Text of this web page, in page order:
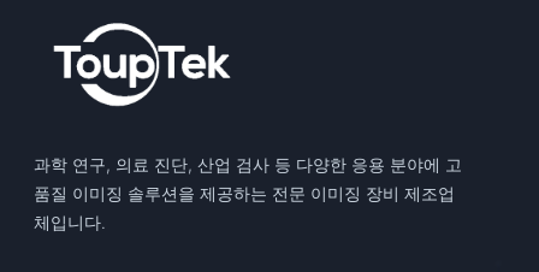
과학 연구, 의료 진단, 산업 검사 등 다양한 응용 분야에 고
품질 이미징 솔루션을 제공하는 전문 이미징 장비 제조업
체입니다.